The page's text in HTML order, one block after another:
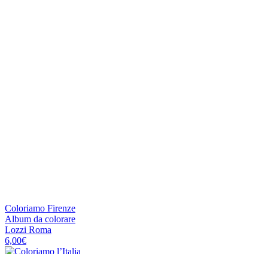
Coloriamo Firenze
Album da colorare
Lozzi Roma
6,00€